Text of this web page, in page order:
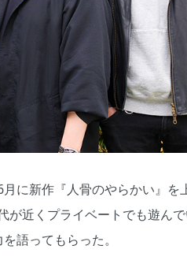
に新作『人骨のやらかい』を
が近くプライベートでも遊ん
語ってもらった。